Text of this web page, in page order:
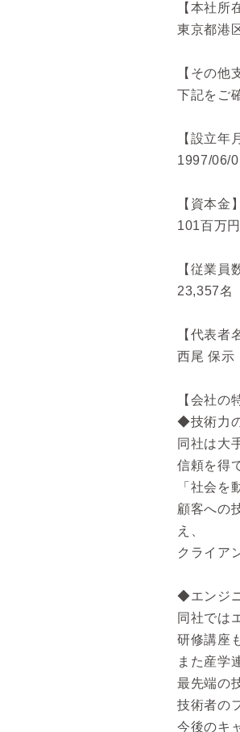
【本社所
東京都港
【その他
下記をご
【設立年
1997/06/
【資本金】
101百万円
【従業員
23,357名
【代表者
西尾 保示
【会社の
◆技術力
同社は大
信頼を得
「社会を
顧客への
え、
クライア
◆エンジ
同社では
研修講座
また産学
最先端の
技術者の
今後のキ